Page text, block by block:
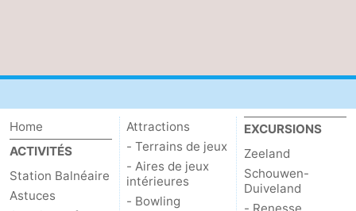
Home
ACTIVITÉS
Station Balnéaire
Astuces
Attractions
- Terrains de jeux
- Aires de jeux
intérieures
- Bowling
EXCURSIONS
Zeeland
Schouwen-
Duiveland
- Renesse